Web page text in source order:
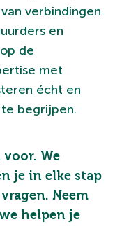
verbindingen
en
de
met
écht en
begrijpen.
We
je in elke stap
Neem
helpen je